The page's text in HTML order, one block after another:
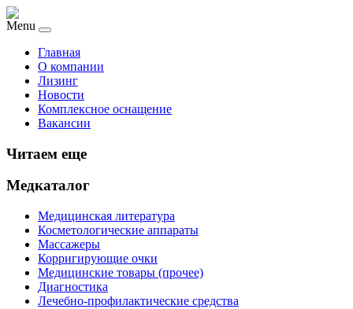
Menu
Главная
О компании
Лизинг
Новости
Комплексное оснащение
Вакансии
Читаем еще
Медкаталог
Медицинская литература
Косметологические аппараты
Массажеры
Корригирующие очки
Медицинские товары (прочее)
Диагностика
Лечебно-профилактические средства